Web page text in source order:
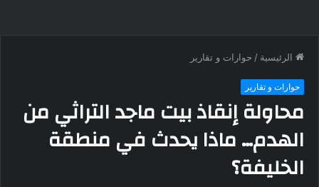
الرئيسية / حوارات و تقارير
حوارات و تقارير
محاولة إنقاذ بيت ماجد التراثي من
الهدم… ماذا يحدث في منطقة
الخليفة؟